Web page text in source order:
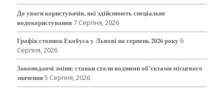
До уваги користувачів, які здійснюють спеціальне
водокористування 7 Серпня, 2026
Графік стоянок Екобуса у Львові на серпень 2026 року 6
Серпня, 2026
Законодавчі зміни: ставки стали водними об’єктами місцевого
значення5 Серпня, 2026